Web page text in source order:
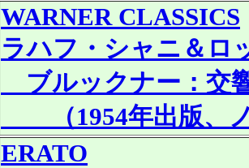
WARNER CLASSICS
ラハフ・シャニ＆ロ
ブルックナー：交
（1954年出版、
ERATO